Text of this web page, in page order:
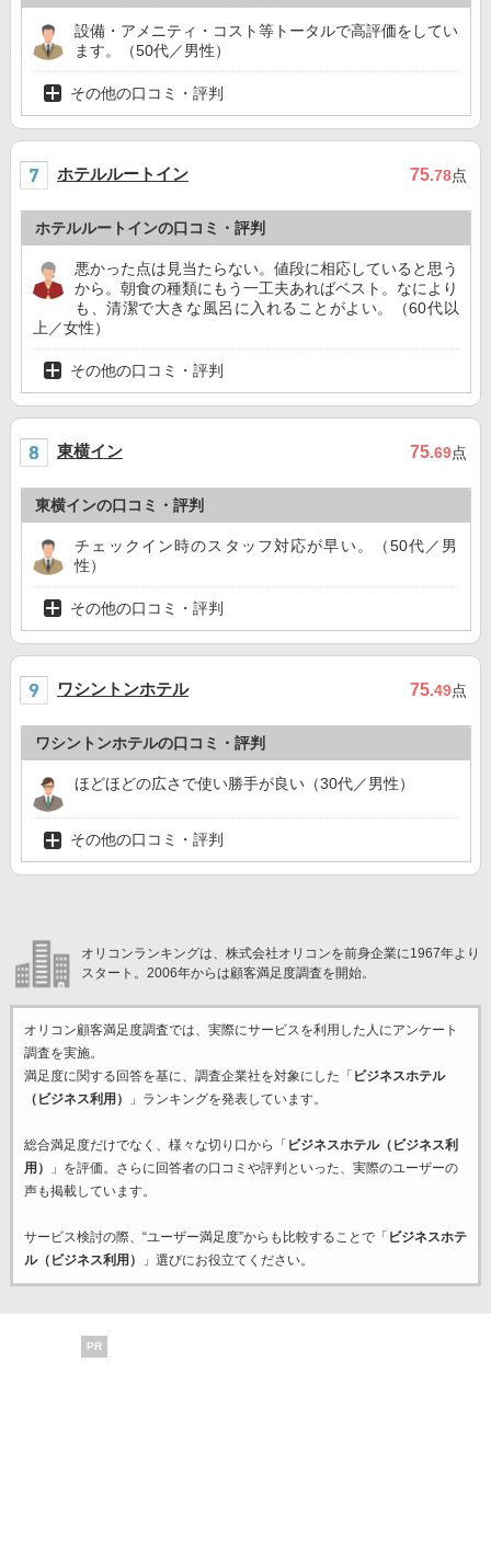
設備・アメニティ・コスト等トータルで高評価をしてい
ます。（50代／男性）
その他の口コミ・評判
ホテルルートイン 75.78点
ホテルルートインの口コミ・評判
悪かった点は見当たらない。値段に相応していると思う
から。朝食の種類にもう一工夫あればベスト。なにより
も、清潔で大きな風呂に入れることがよい。（60代以
上／女性）
その他の口コミ・評判
東横イン 75.69点
東横インの口コミ・評判
チェックイン時のスタッフ対応が早い。（50代／男
性）
その他の口コミ・評判
ワシントンホテル 75.49点
ワシントンホテルの口コミ・評判
ほどほどの広さで使い勝手が良い（30代／男性）
その他の口コミ・評判
オリコンランキングは、株式会社オリコンを前身企業に1967年より
スタート。2006年からは顧客満足度調査を開始。
オリコン顧客満足度調査では、実際にサービスを利用した 人にアンケート
調査を実施。
満足度に関する回答を基に、調査企業社を対象にした「 ビジネスホテル
（ビジネス利用）
」ランキングを発表しています。
総合満足度だけでなく、様々な切り口から「 ビジネスホテル（ビジネス利
用）
」を評価。さらに回答者の口コミや評判といった、実際のユーザーの
声も掲載しています。
サービス検討の際、“ユーザー満足度”からも比較することで「 ビジネスホテ
ル（ビジネス利用）
」選びにお役立てください。
PR